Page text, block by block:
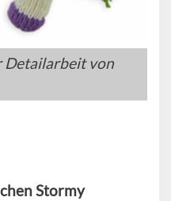
Detailarbeit von
Stormy